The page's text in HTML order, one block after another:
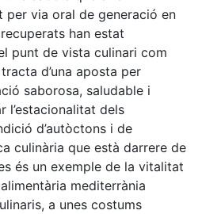
per via oral de generació en
han estat
punt de vista culinari com
d’una aposta per
saborosa, saludable i
l’estacionalitat dels
d’autòctons i de
culinària que està darrere de
és un exemple de la vitalitat
mediterrània
a unes costums